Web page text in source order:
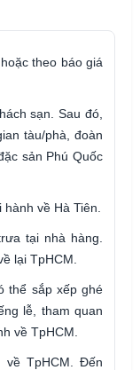
theo báo giá
sạn. Sau đó,
tàu/phà, đoàn
sản Phú Quốc
về Hà Tiên.
tại nhà hàng.
lại TpHCM.
thể sắp xếp ghé
lễ, tham quan
về TpHCM.
về TpHCM. Đến